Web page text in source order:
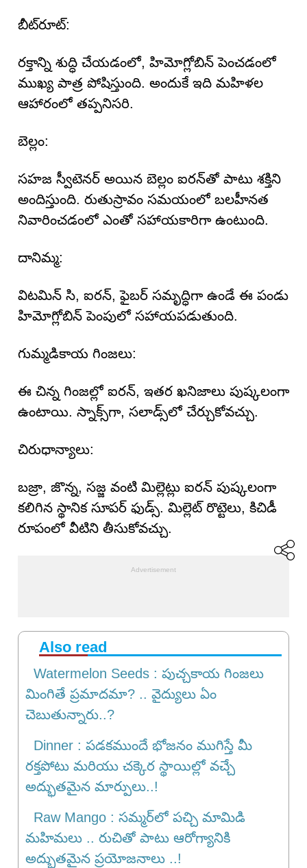
బీట్‌రూట్:
రక్తాన్ని శుద్ధి చేయడంలో, హిమోగ్లోబిన్ పెంచడంలో
ముఖ్య పాత్ర పోషిస్తుంది. అందుకే ఇది మహిళల
ఆహారంలో తప్పనిసరి.
బెల్లం:
సహజ స్వీటెనర్ అయిన బెల్లం ఐరన్‌తో పాటు శక్తిని
అందిస్తుంది. రుతుస్రావం సమయంలో బలహీనత
నివారించడంలో ఎంతో సహాయకారిగా ఉంటుంది.
దానిమ్మ:
విటమిన్ సి, ఐరన్, ఫైబర్ సమృద్ధిగా ఉండే ఈ పండు
హిమోగ్లోబిన్ పెంపులో సహాయపడుతుంది.
గుమ్మడికాయ గింజలు:
ఈ చిన్న గింజల్లో ఐరన్, ఇతర ఖనిజాలు పుష్కలంగా
ఉంటాయి. స్నాక్స్‌గా, సలాడ్స్‌లో చేర్చుకోవచ్చు.
చిరుధాన్యాలు:
బజ్రా, జొన్న, సజ్జ వంటి మిల్లెట్లు ఐరన్ పుష్కలంగా
కలిగిన స్థానిక సూపర్ ఫుడ్స్. మిల్లెట్ రొట్టెలు, కిచిడీ
రూపంలో వీటిని తీసుకోవచ్చు.
Also read
Watermelon Seeds : పుచ్చకాయ గింజలు
మింగితే ప్రమాదమా? .. వైద్యులు ఏం
చెబుతున్నారు..?
Dinner : పడకముందే భోజనం ముగిస్తే మీ
రక్తపోటు మరియు చక్కెర స్థాయిల్లో వచ్చే
అద్భుతమైన మార్పులు..!
Raw Mango : సమ్మర్‌లో పచ్చి మామిడి
మహిమలు .. రుచితో పాటు ఆరోగ్యానికి
అద్భుతమైన ప్రయోజనాలు ..!